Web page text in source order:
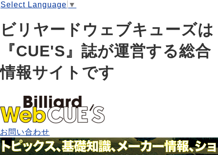
Select Language ▼
ビリヤードウェブキューズは
『CUE'S』誌が運営する総合
情報サイトです
お問い合わせ